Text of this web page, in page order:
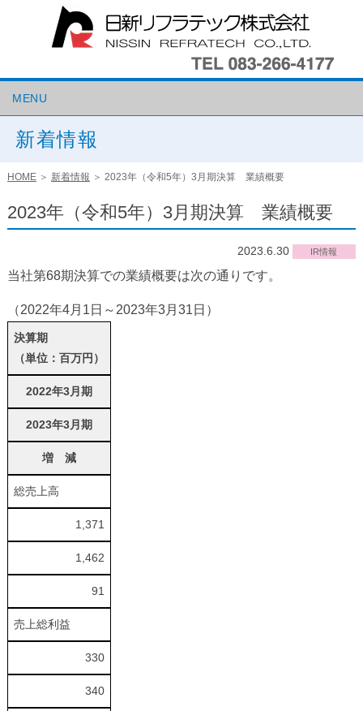
MENU
新着情報
HOME＞ 新着情報 ＞ 2023年（令和5年）3月期決算 業績概要
2023年（令和5年）3月期決算 業績概要
2023.6.30 IR情報
当社第68期決算での業績概要は次の通りです。
（2022年4月1日～2023年3月31日）
決算期
（単位：百万円）
2022年3月期
2023年3月期
増 減
総売上高
1,371
1,462
91
売上総利益
330
340